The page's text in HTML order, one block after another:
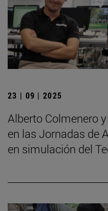
23 | 09 | 2025
Alberto Colmenero
en las Jornadas de
en simulación del